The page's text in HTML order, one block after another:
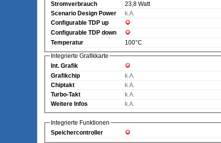
Stromverbrauch
23,8 Watt
Scenario Design Power
k.A.
Configurable TDP up
Configurable TDP down
Temperatur
100°C
Integrierte Grafikkarte
Int. Grafik
Grafikchip
k.A.
Chiptakt
k.A.
Turbo-Takt
k.A.
Weitere Infos
k.A.
Integrierte Funktionen
Speichercontroller